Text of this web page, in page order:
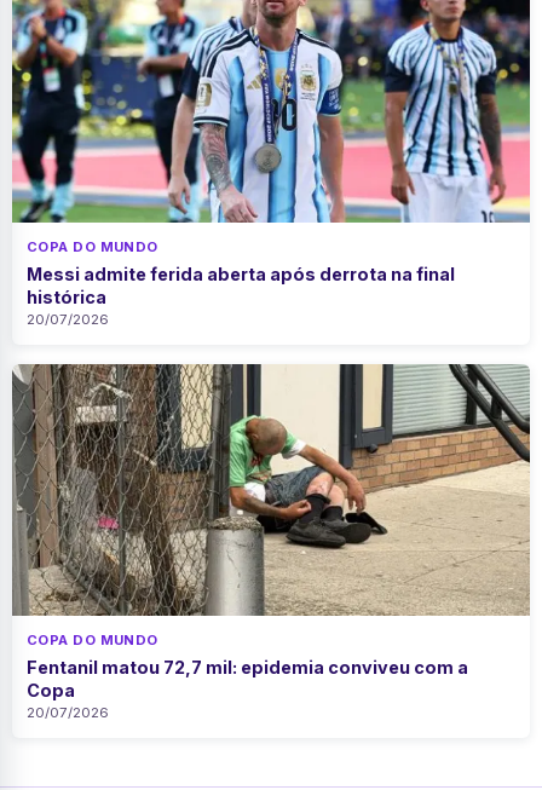
COPA DO MUNDO
Messi admite ferida aberta após derrota na final
histórica
20/07/2026
COPA DO MUNDO
Fentanil matou 72,7 mil: epidemia conviveu com a
Copa
20/07/2026